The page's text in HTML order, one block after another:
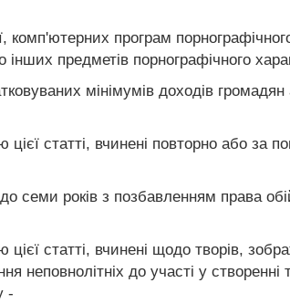
комп'ютерних програм
предметів порнографічного
мінімумів доходів
статті, вчинені повторно або
семи років з позбавленням права
статті, вчинені щодо творів,
до участі у створенні
-